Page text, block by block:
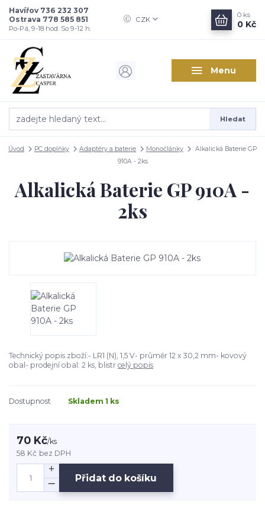
Menu
CZK
Hledat
Havířov 736 232 307
Ostrava 778 585 851
Po-Pá, 9-18 hod. So 9-12 h.
0 ks
0 Kč
Úvod PC doplňky Adaptéry a baterie Monočlánky
Alkalická Baterie GP
910A - 2ks
Alkalická Baterie GP 910A -
2ks
Technický popis zboží:- LR1 (N), 1,5 V- průměr 12 x 30,2 mm- kovový
obal- prodejní obal: 2 ks, blistr celý popis
Dostupnost Skladem 1 ks
70 Kč/ks
58 Kč bez DPH
Přidat do košíku